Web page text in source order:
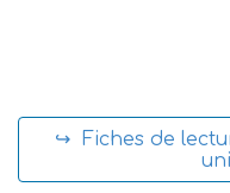
↪ Fiches de